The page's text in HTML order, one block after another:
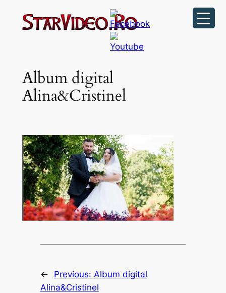
Album digital
Alina&Cristinel
← Previous: Album digital
Alina&Cristinel